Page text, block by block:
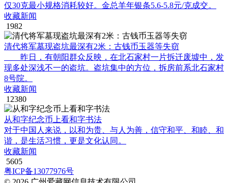
仅30克最小规格消耗较好。金总羊年银条5.6-5.8元/克成交。
收藏新闻
1982
清代将军墓现盗坑最深有2米：古钱币玉器等失窃
昨日，有朝阳群众反映，在北石家村一片拆迁废墟中，发
现多处深浅不一的盗坑。盗坑集中的方位，拆房前系北石家村
8号院。
收藏新闻
12380
从和字纪念币上看和字书法
对于中国人来说，以和为贵、与人为善，信守和平、和睦、和
谐，是生活习惯，更是文化认同。
收藏新闻
5605
粤ICP备13077976号